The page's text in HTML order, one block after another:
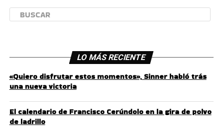
LO MÁS RECIENTE
«Quiero disfrutar estos momentos», Sinner habló trás
una nueva victoria
El calendario de Francisco Cerúndolo en la gira de polvo
de ladrillo